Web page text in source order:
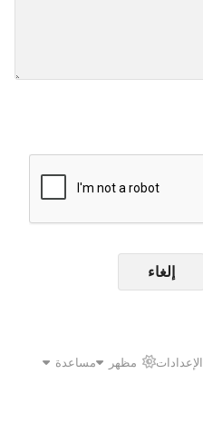
إلغاء
الإعدادات مظهر
مساعدة